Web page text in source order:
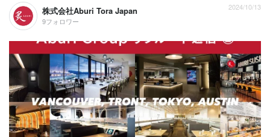
株式会社Aburi Tora Japan
9フォロワー
2024/10/13